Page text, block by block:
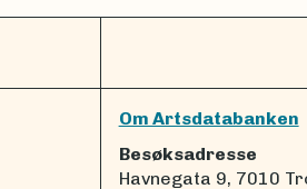
Om Artsdatabanken
Besøksadresse
Havnegata 9, 7010